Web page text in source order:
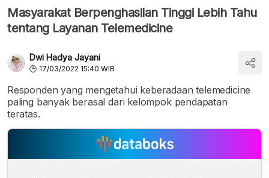
Masyarakat Berpenghasilan Tinggi Lebih Tahu
tentang Layanan Telemedicine
Dwi Hadya Jayani
17/03/2022 15:40 WIB
Responden yang mengetahui keberadaan telemedicine
paling banyak berasal dari kelompok pendapatan
teratas.